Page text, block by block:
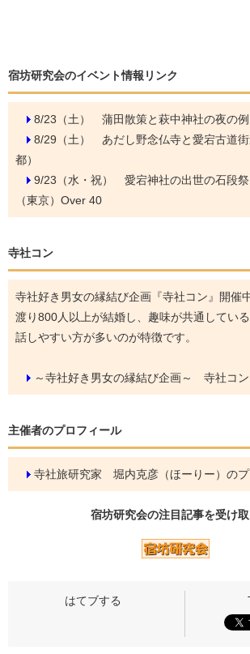
宿坊研究会のイベント情報リンク
8/23（土） 蒲田散策と萩中神社の夜の例
8/29（土） あだし野念仏寺と愛宕古道
都）
9/23（水・祝） 愛宕神社の出世の石段
（東京）Over 40
寺社コン
寺社好き男女の縁結び企画『寺社コン』開催
渡り800人以上が結婚し、趣味が共通してい
話しやすい方が多いのが特徴です。
～寺社好き男女の縁結び企画～ 寺社コン
主催者のプロフィール
寺社旅研究家 堀内克彦（ほーりー）の
宿坊研究会の注目記事を受け